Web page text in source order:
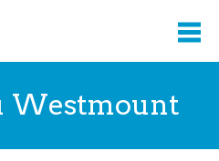
Westmount